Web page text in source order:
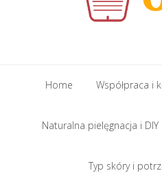
Home
Home
Współpraca i
Współpraca i
Naturalna pielęgnacja i DIY
Naturalna pielęgnacja i DIY
Typ skóry i